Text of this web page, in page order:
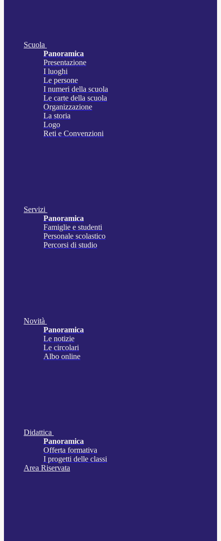
Scuola
Panoramica
Presentazione
I luoghi
Le persone
I numeri della scuola
Le carte della scuola
Organizzazione
La storia
Logo
Reti e Convenzioni
Servizi
Panoramica
Famiglie e studenti
Personale scolastico
Percorsi di studio
Novità
Panoramica
Le notizie
Le circolari
Albo online
Didattica
Panoramica
Offerta formativa
I progetti delle classi
Area Riservata